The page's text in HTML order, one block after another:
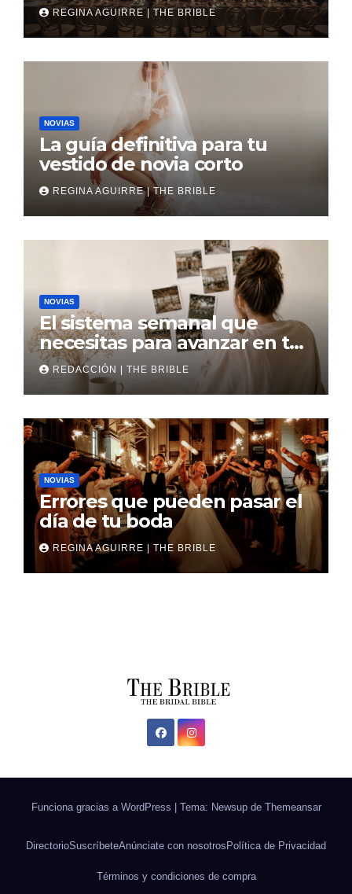
revés
REGINA AGUIRRE | THE BRIBLE
NOVIAS
La guía definitiva para tu
vestido de novia corto
REGINA AGUIRRE | THE BRIBLE
NOVIAS
El sistema semanal que
necesitas para avanzar en tu
boda
REDACCIÓN | THE BRIBLE
NOVIAS
Errores que pueden pasar el
día de tu boda
REGINA AGUIRRE | THE BRIBLE
Funciona gracias a WordPress Tema: Newsup de Themeansar
DirectorioSuscríbeteAnúnciate con nosotros Política de Privacidad
Términos y condiciones de compra